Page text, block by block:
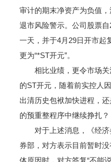
审计的期末净资产为负值
退市风险警示。公司股票
一天，并于4月29日开市起
更为“*ST开元”。
相比业绩，更令市场
的ST开元，随着前实控人
出清历史包袱加快进程，
的预重整程序中继续挣扎？
对于上述消息，《经
券部，对方表示目前暂时
体原因时，对方答复“不能